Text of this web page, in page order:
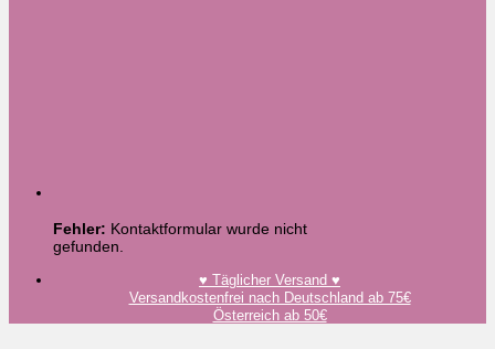
Fehler: Kontaktformular wurde nicht
gefunden.
♥️ Täglicher Versand ♥️
Versandkostenfrei nach Deutschland ab 75€
Österreich ab 50€